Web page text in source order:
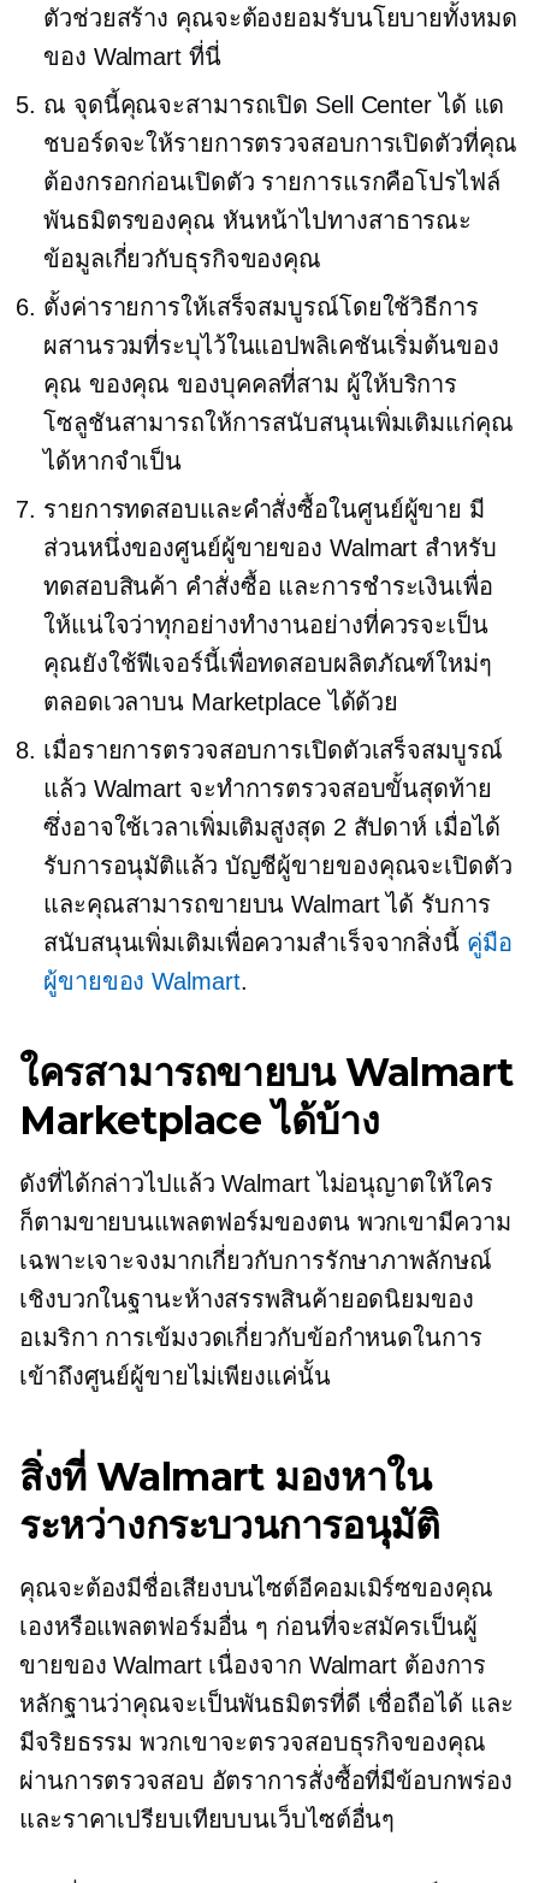
ตัวช่วยสร้าง คุณจะต้องยอมรับนโยบายทั้งหมด
ของ Walmart ที่นี่
ณ จุดนี้คุณจะสามารถเปิด Sell Center ได้ แด
ชบอร์ดจะให้รายการตรวจสอบการเปิดตัวที่คุณ
ต้องกรอกก่อนเปิดตัว รายการแรกคือโปรไฟล์
พันธมิตรของคุณ หันหน้าไปทางสาธารณะ
ข้อมูลเกี่ยวกับธุรกิจของคุณ
ตั้งค่ารายการให้เสร็จสมบูรณ์โดยใช้วิธีการ
ผสานรวมที่ระบุไว้ในแอปพลิเคชันเริ่มต้นของ
คุณ ของคุณ ของบุคคลที่สาม ผู้ให้บริการ
โซลูชันสามารถให้การสนับสนุนเพิ่มเติมแก่คุณ
ได้หากจำเป็น
รายการทดสอบและคำสั่งซื้อในศูนย์ผู้ขาย มี
ส่วนหนึ่งของศูนย์ผู้ขายของ Walmart สำหรับ
ทดสอบสินค้า คำสั่งซื้อ และการชำระเงินเพื่อ
ให้แน่ใจว่าทุกอย่างทำงานอย่างที่ควรจะเป็น
คุณยังใช้ฟีเจอร์นี้เพื่อทดสอบผลิตภัณฑ์ใหม่ๆ
ตลอดเวลาบน Marketplace ได้ด้วย
เมื่อรายการตรวจสอบการเปิดตัวเสร็จสมบูรณ์
แล้ว Walmart จะทำการตรวจสอบขั้นสุดท้าย
ซึ่งอาจใช้เวลาเพิ่มเติมสูงสุด 2 สัปดาห์ เมื่อได้
รับการอนุมัติแล้ว บัญชีผู้ขายของคุณจะเปิดตัว
และคุณสามารถขายบน Walmart ได้ รับการ
สนับสนุนเพิ่มเติมเพื่อความสำเร็จจากสิ่งนี้ คู่มือ
ผู้ขายของ Walmart.
ใครสามารถขายบน Walmart
Marketplace ได้บ้าง
ดังที่ได้กล่าวไปแล้ว Walmart ไม่อนุญาตให้ใคร
ก็ตามขายบนแพลตฟอร์มของตน พวกเขามีความ
เฉพาะเจาะจงมากเกี่ยวกับการรักษาภาพลักษณ์
เชิงบวกในฐานะห้างสรรพสินค้ายอดนิยมของ
อเมริกา การเข้มงวดเกี่ยวกับข้อกำหนดในการ
เข้าถึงศูนย์ผู้ขายไม่เพียงแค่นั้น
สิ่งที่ Walmart มองหาใน
ระหว่างกระบวนการอนุมัติ
คุณจะต้องมีชื่อเสียงบนไซต์อีคอมเมิร์ซของคุณ
เองหรือแพลตฟอร์มอื่น ๆ ก่อนที่จะสมัครเป็นผู้
ขายของ Walmart เนื่องจาก Walmart ต้องการ
หลักฐานว่าคุณจะเป็นพันธมิตรที่ดี เชื่อถือได้ และ
มีจริยธรรม พวกเขาจะตรวจสอบธุรกิจของคุณ
ผ่านการตรวจสอบ อัตราการสั่งซื้อที่มีข้อบกพร่อง
และราคาเปรียบเทียบบนเว็บไซต์อื่นๆ